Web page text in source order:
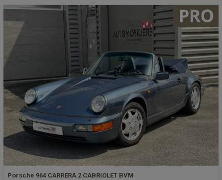
Porsche 964 CARRERA 2 CABRIOLET BVM